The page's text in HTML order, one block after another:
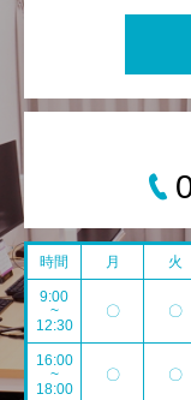
時間 月 火
9:00
~
12:30
〇 〇
16:00
~
18:00
〇 〇